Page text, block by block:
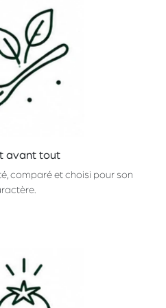
avant tout
comparé et choisi pour son